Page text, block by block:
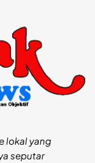
lokal yang
seputar